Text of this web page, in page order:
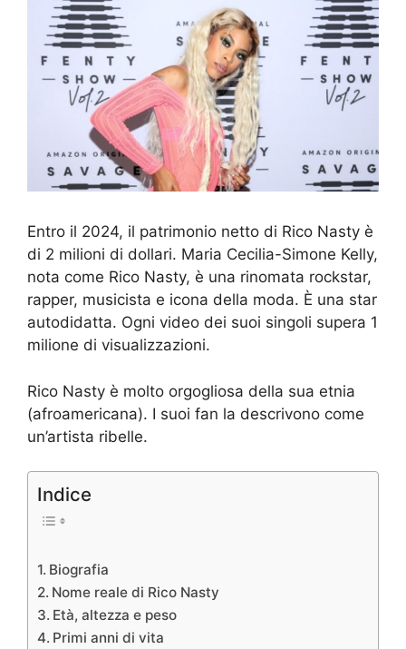
Entro il 2024, il patrimonio netto di Rico Nasty è
di 2 milioni di dollari. Maria Cecilia-Simone Kelly,
nota come Rico Nasty, è una rinomata rockstar,
rapper, musicista e icona della moda. È una star
autodidatta. Ogni video dei suoi singoli supera 1
milione di visualizzazioni.
Rico Nasty è molto orgogliosa della sua etnia
(afroamericana). I suoi fan la descrivono come
un’artista ribelle.
Indice
Biografia
Nome reale di Rico Nasty
Età, altezza e peso
Primi anni di vita